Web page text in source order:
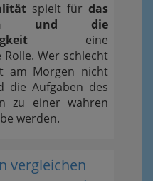
spielt für das
und die
eine
Wer schlecht
am Morgen nicht
die Aufgaben des
zu einer wahren
werden.
vergleichen